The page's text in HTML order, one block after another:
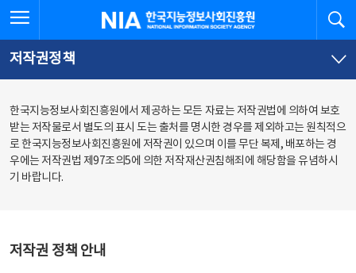
문
로
가
체
뉴
바
가
한국지능정보사회진흥원
저작권정책
한국지능정보사회진흥원에서 제공하는 모든 자료는 저작권법에 의하여 보호
받는 저작물로서 별도의 표시 도는 출처를 명시한 경우를 제외하고는 원칙적으
로 한국지능정보사회진흥원에 저작권이 있으며 이를 무단 복제, 배포하는 경
우에는 저작권법 제97조의5에 의한 저작재산권침해죄에 해당함을 유념하시
기 바랍니다.
저작권 정책 안내